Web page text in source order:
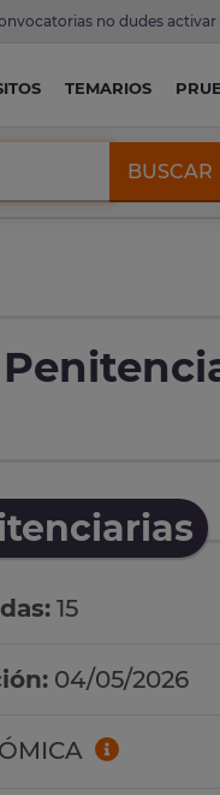
no dudes activar
TEMARIOS
BUSCAR
15
04/05/2026